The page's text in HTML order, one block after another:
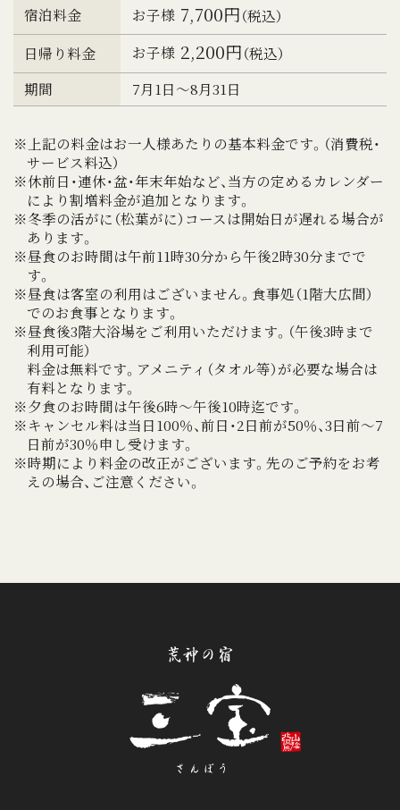
宿泊料金 お子様 7,700円（税込）
日帰り料金
お子様 2,200円（税込）
期間
7月1日～8月31日
※上記の料金はお一人様あたりの基本料金です。（消費税・
サービス料込）
※休前日・連休・盆・年末年始など、当方の定めるカレンダー
により割増料金が追加となります。
※冬季の活がに（松葉がに）コースは開始日が遅れる場合が
あります。
※昼食のお時間は午前11時30分から午後2時30分までで
す。
※昼食は客室の利用はございません。食事処（1階大広間）
でのお食事となります。
※昼食後3階大浴場をご利用いただけます。（午後3時まで
利用可能）
料金は無料です。アメニティ（タオル等）が必要な場合は
有料となります。
※夕食のお時間は午後6時～午後10時迄です。
※キャンセル料は当日100％、前日・2日前が50％、3日前～7
日前が30％申し受けます。
※時期により料金の改正がございます。先のご予約をお考
えの場合、ご注意ください。